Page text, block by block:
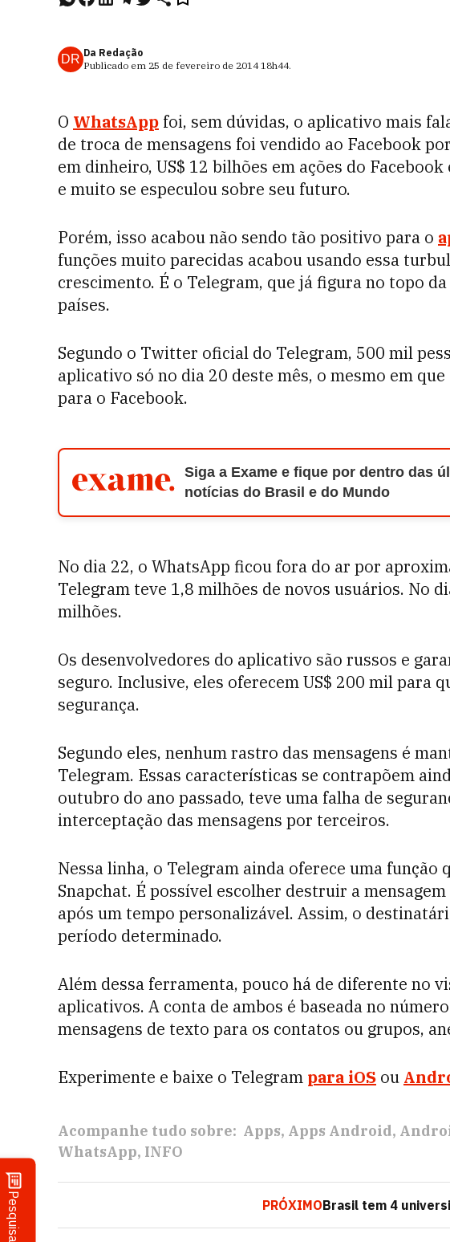
Pesquisa
DR Da Redação
Publicado em 25 de fevereiro de 2014 18h44.
O WhatsApp foi, sem dúvidas, o aplicativo mais
de troca de mensagens foi vendido ao Facebook
em dinheiro, US$ 12 bilhões em ações do
e muito se especulou sobre seu futuro.
Porém, isso acabou não sendo tão positivo para o
funções muito parecidas acabou usando essa
crescimento. É o Telegram, que já figura no topo
países.
Segundo o Twitter oficial do Telegram, 500 mil
aplicativo só no dia 20 deste mês, o mesmo em
para o Facebook.
Siga a Exame e fique por dentro das
notícias do Brasil e do Mundo
No dia 22, o WhatsApp ficou fora do ar por
Telegram teve 1,8 milhões de novos usuários. No
milhões.
Os desenvolvedores do aplicativo são russos e
seguro. Inclusive, eles oferecem US$ 200 mil para
segurança.
Segundo eles, nenhum rastro das mensagens é
Telegram. Essas características se contrapõem
outubro do ano passado, teve uma falha de
interceptação das mensagens por terceiros.
Nessa linha, o Telegram ainda oferece uma função
Snapchat. É possível escolher destruir a
após um tempo personalizável. Assim, o
período determinado.
Além dessa ferramenta, pouco há de diferente no
aplicativos. A conta de ambos é baseada no
mensagens de texto para os contatos ou grupos,
Experimente e baixe o Telegram para iOS ou
Acompanhe tudo sobre: Apps Apps Android
WhatsApp INFO
PRÓXIMOBrasil tem 4